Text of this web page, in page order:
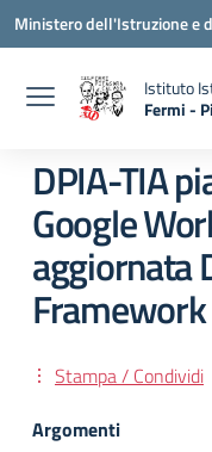
Vai ai contenuti
Vai al menu di navigazione
Vai al footer
Ministero dell'Istruzione e
Istituto
Fermi -
— Visita
DPIA-TIA
Google
aggiornata
Framework
Stampa / Condividi
Argomenti